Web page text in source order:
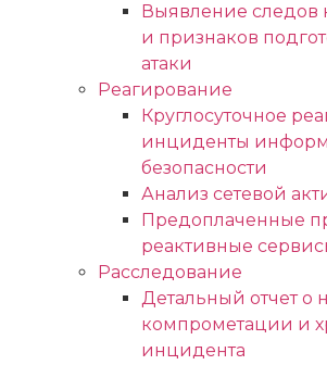
Выявление следов
и признаков
атаки
Реагирование
Круглосуточное
инциденты
безопасности
Анализ сетевой
Предоплаченные
реактивные
Расследование
Детальный отчет о
компрометации и
инцидента